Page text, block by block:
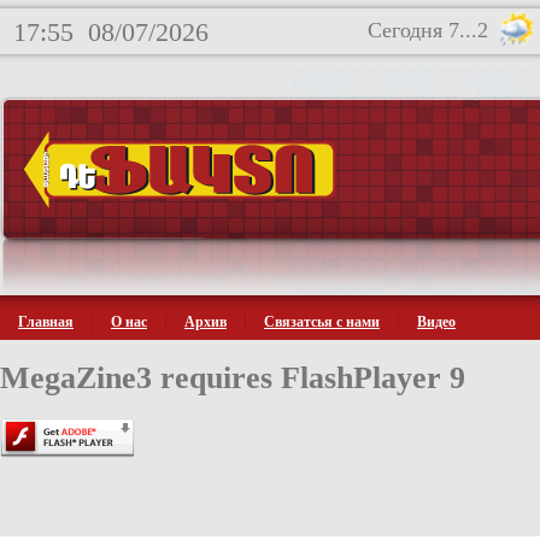
17:55 08/07/2026 Сегодня 7...2
Главная О нас Архив Связатсья с нами Видео
MegaZine3 requires FlashPlayer 9